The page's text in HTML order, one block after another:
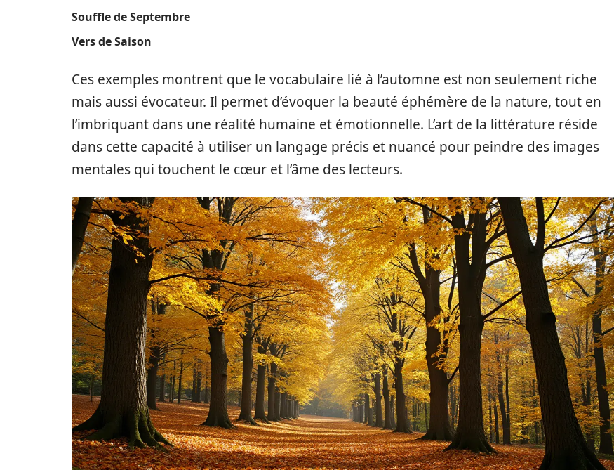
Souffle de Septembre
Vers de Saison
Ces exemples montrent que le vocabulaire lié à l’automne est non seulement riche
mais aussi évocateur. Il permet d’évoquer la beauté éphémère de la nature, tout en
l’imbriquant dans une réalité humaine et émotionnelle. L’art de la littérature réside
dans cette capacité à utiliser un langage précis et nuancé pour peindre des images
mentales qui touchent le cœur et l’âme des lecteurs.